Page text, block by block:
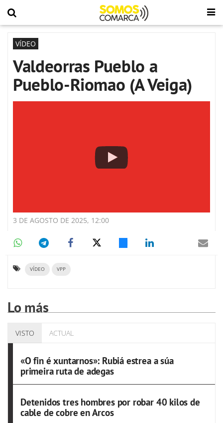
VÍDEO
Valdeorras Pueblo a
Pueblo-Riomao (A Veiga)
3 DE AGOSTO DE 2025, 12:00
VÍDEO VPP
Lo más
VISTO ACTUAL
«O fin é xuntarnos»: Rubiá estrea a súa
primeira ruta de adegas
Detenidos tres hombres por robar 40 kilos de
cable de cobre en Arcos